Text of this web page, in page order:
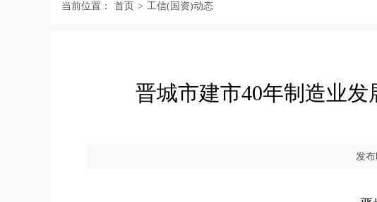
当前位置： 首页 > 工信(国资)动态
晋城市建市40年制造业
发布